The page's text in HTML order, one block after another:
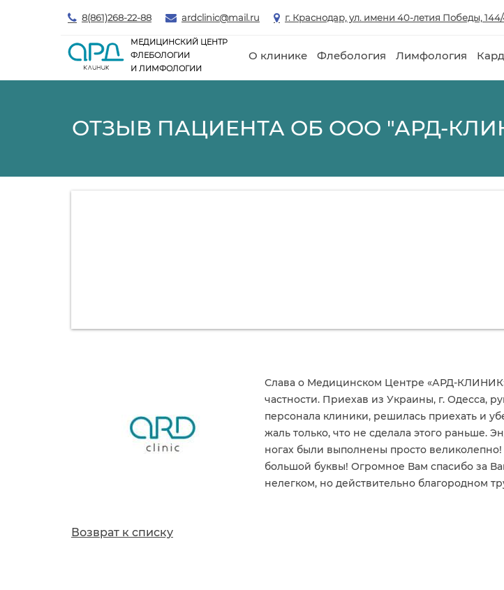
8(861)268-22-88 ardclinic@mail.ru г. Краснодар, ул. имени 40-летия Победы,
МЕДИЦИНСКИЙ ЦЕНТР
ФЛЕБОЛОГИИ
И ЛИМФОЛОГИИ
О клинике Флебология Лимфология
ОТЗЫВ ПАЦИЕНТА ОБ ООО "АРД-
Слава о Медицинском Центре «АРД-
частности. Приехав из Украины, г. Одесса,
персонала клиники, решилась приехать и
жаль только, что не сделала этого раньше.
ногах были выполнены просто
большой буквы! Огромное Вам спасибо за
нелегком, но действительно благородном
Возврат к списку